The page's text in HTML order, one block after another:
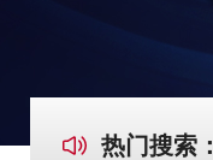
热门搜索：